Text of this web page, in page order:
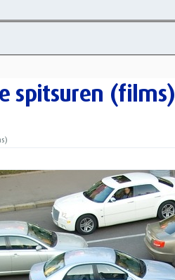
spitsuren (films)